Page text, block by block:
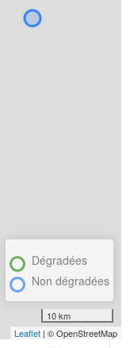
Dégradées
Non dégradées
10 km
Leaflet | © OpenStreetMap